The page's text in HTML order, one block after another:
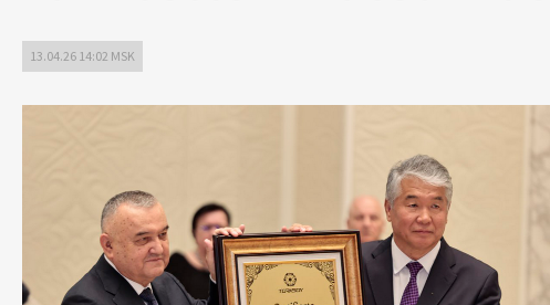
13.04.26 14:02 MSK